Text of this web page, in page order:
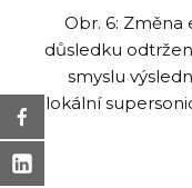
Obr. 6:
důsledku
smyslu
lokální